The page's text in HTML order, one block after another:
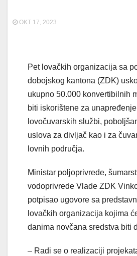
OKT 17, 2023
Pet lovačkih organizacija sa
dobojskog kantona (ZDK)
ukupno 50.000 konvertibilnih
biti iskorištene za
lovočuvarskih službi,
uslova za divljač kao i za
lovnih područja.
Ministar poljoprivrede,
vodoprivrede Vlade ZDK
potpisao ugovore sa
lovačkih organizacija kojima
danima novčana sredstva biti
– Radi se o realizaciji